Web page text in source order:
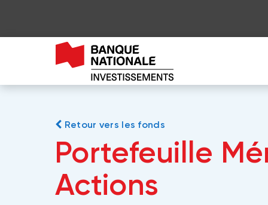
Retour vers les fonds
Portefeuille
Actions